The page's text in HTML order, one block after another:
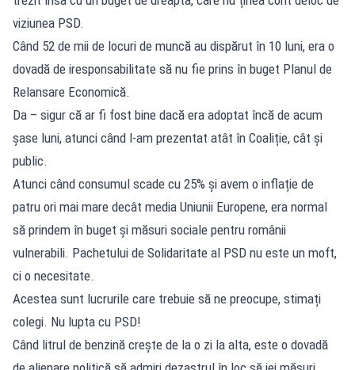
viziunea PSD.
Când 52 de mii de locuri de muncă au dispărut în 10 luni, era o
dovadă de iresponsabilitate să nu fie prins în buget Planul de
Relansare Economică.
Da – sigur că ar fi fost bine dacă era adoptat încă de acum
șase luni, atunci când l-am prezentat atât în Coaliție, cât și
public.
Atunci când consumul scade cu 25% și avem o inflație de
patru ori mai mare decât media Uniunii Europene, era normal
să prindem în buget și măsuri sociale pentru românii
vulnerabili. Pachetului de Solidaritate al PSD nu este un moft,
ci o necesitate.
Acestea sunt lucrurile care trebuie să ne preocupe, stimați
colegi. Nu lupta cu PSD!
Când litrul de benzină crește de la o zi la alta, este o dovadă